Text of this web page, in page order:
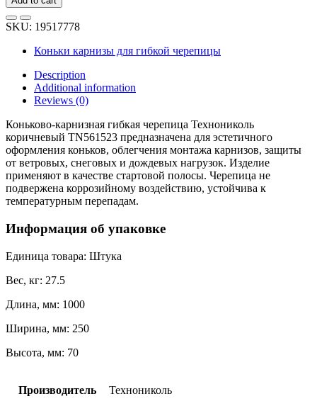
гибкая
черепица
Технониколь
коричневый
TN561523
quantity
SKU: 19517778
Коньки карнизы для гибкой черепицы
Description
Additional information
Reviews (0)
Коньково-карнизная гибкая черепица Технониколь
коричневый TN561523 предназначена для эстетичного
оформления коньков, облегчения монтажа карнизов, защиты
от ветровых, снеговых и дождевых нагрузок. Изделие
применяют в качестве стартовой полосы. Черепица не
подвержена коррозийному воздействию, устойчива к
температурным перепадам.
Информация об упаковке
Единица товара: Штука
Вес, кг: 27.5
Длина, мм: 1000
Ширина, мм: 250
Высота, мм: 70
Производитель Технониколь